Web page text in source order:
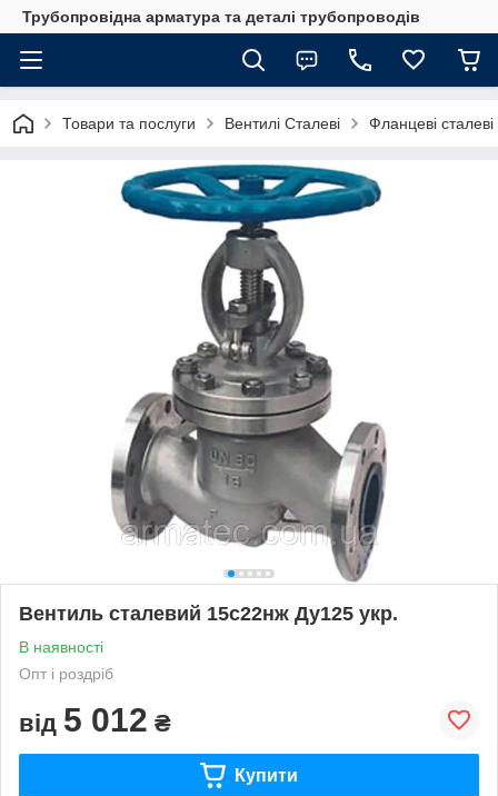
Трубопровідна арматура та деталі трубопроводів
Товари та послуги Вентилі Сталеві Фланцеві
Вентиль сталевий 15с22нж Ду125 укр.
В наявності
Опт і роздріб
від 5 012 ₴
Купити